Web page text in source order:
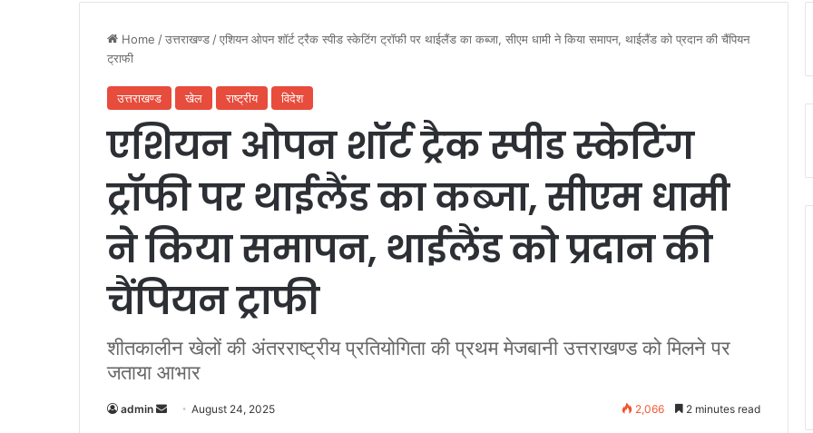
Home /उत्तराखण्ड /एशियन ओपन शॉर्ट ट्रैक स्पीड स्केटिंग ट्रॉफी पर थाईलैंड का कब्जा, सीएम धामी ने किया समापन, थाईलैंड को प्रदान की चैंपियन
ट्राफी
उत्तराखण्ड खेल राष्ट्रीय विदेश
एशियन ओपन शॉर्ट ट्रैक स्पीड स्केटिंग
ट्रॉफी पर थाईलैंड का कब्जा, सीएम धामी
ने किया समापन, थाईलैंड को प्रदान की
चैंपियन ट्राफी
शीतकालीन खेलों की अंतरराष्ट्रीय प्रतियोगिता की प्रथम मेजबानी उत्तराखण्ड को मिलने पर
जताया आभार
admin August 24, 2025 2,066 2 minutes read